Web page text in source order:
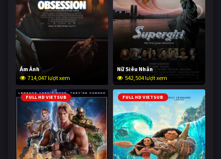
Ám Ảnh
714,047 lượt xem
Nữ Siêu Nhân
542,504 lượt xem
FULL HD VIETSUB FULL HD VIETSUB